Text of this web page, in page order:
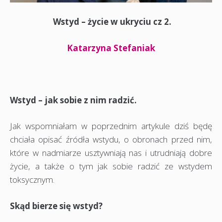
Wstyd – życie w ukryciu cz 2.
Katarzyna Stefaniak
Wstyd – jak sobie z nim radzić.
Jak wspomniałam w poprzednim artykule dziś będę
chciała opisać źródła wstydu, o obronach przed nim,
które w nadmiarze usztywniają nas i utrudniają dobre
życie, a także o tym jak sobie radzić ze wstydem
toksycznym.
Skąd bierze się wstyd?